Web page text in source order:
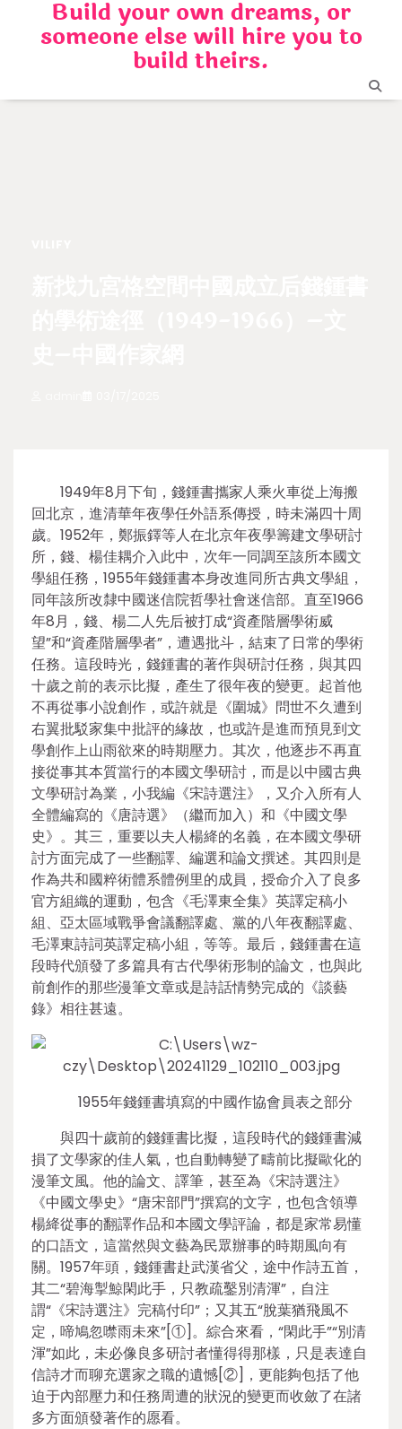
Build your own dreams, or
someone else will hire you to
build theirs.
1949年8月下旬，錢鍾書攜家人乘火車從上海搬
回北京，進清華年夜學任外語系傳授，時未滿四十周
歲。1952年，鄭振鐸等人在北京年夜學籌建文學研討
所，錢、楊佳耦介入此中，次年一同調至該所本國文
學組任務，1955年錢鍾書本身改進同所古典文學組，
同年該所改隸中國迷信院哲學社會迷信部。直至1966
年8月，錢、楊二人先后被打成“資產階層學術威
望”和“資產階層學者”，遭遇批斗，結束了日常的學術
任務。這段時光，錢鍾書的著作與研討任務，與其四
十歲之前的表示比擬，產生了很年夜的變更。起首他
不再從事小說創作，或許就是《圍城》問世不久遭到
右翼批駁家集中批評的緣故，也或許是進而預見到文
學創作上山雨欲來的時期壓力。其次，他逐步不再直
接從事其本質當行的本國文學研討，而是以中國古典
文學研討為業，小我編《宋詩選注》，又介入所有人
全體編寫的《唐詩選》（繼而加入）和《中國文學
史》。其三，重要以夫人楊絳的名義，在本國文學研
討方面完成了一些翻譯、編選和論文撰述。其四則是
作為共和國粹術體系體例里的成員，授命介入了良多
官方組織的運動，包含《毛澤東全集》英譯定稿小
組、亞太區域戰爭會議翻譯處、黨的八年夜翻譯處、
毛澤東詩詞英譯定稿小組，等等。最后，錢鍾書在這
段時代頒發了多篇具有古代學術形制的論文，也與此
前創作的那些漫筆文章或是詩話情勢完成的《談藝
錄》相往甚遠。
1955年錢鍾書填寫的中國作協會員表之部分
與四十歲前的錢鍾書比擬，這段時代的錢鍾書減
損了文學家的佳人氣，也自動轉變了疇前比擬歐化的
漫筆文風。他的論文、譯筆，甚至為《宋詩選注》
《中國文學史》“唐宋部門”撰寫的文字，也包含領導
楊絳從事的翻譯作品和本國文學評論，都是家常易懂
的口語文，這當然與文藝為民眾辦事的時期風向有
關。1957年頭，錢鍾書赴武漢省父，途中作詩五首，
其二“碧海掣鯨閑此手，只教疏鑿別清渾”，自注
謂“《宋詩選注》完稿付印”；又其五“脫葉猶飛風不
定，啼鳩忽噤雨未來”[①]。綜合來看，“閑此手”“別清
渾”如此，未必像良多研討者懂得得那樣，只是表達自
信詩才而聊充選家之職的遺憾[②]，更能夠包括了他
迫于內部壓力和任務周遭的狀況的變更而收斂了在諸
多方面頒發著作的愿看。